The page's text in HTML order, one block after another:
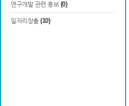
연구개발 관련 홍보 (0)
일자리창출 (10)